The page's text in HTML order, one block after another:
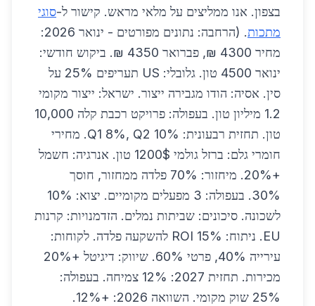
בצפון. אנו ממליצים על מלאי מראש. קישור ל-סוגי
מתכות
. (הרחבה: נתונים מפורטים - ינואר 2026:
מחיר 4300 ₪, פברואר 4350 ₪. ביקוש חודשי:
ינואר 4500 טון. גלובלי: US תעריפים 25% על
סין. אסיה: הודו מגבירה ייצור. ישראל: ייצור מקומי
1.2 מיליון טון. בעפולה: פרויקט רכבת קלה 10,000
טון. תחזית רבעונית: Q1 8%, Q2 10%. מחירי
חומרי גלם: ברזל גולמי 1200$ טון. אנרגיה: חשמל
+20%. מיחזור: 70% פלדה ממחזור, חוסך
30%. בעפולה: 3 מפעלים מקומיים. יצוא: 10%
לשכונה. סיכונים: שביתות נמלים. הזדמנויות: קרנות
EU. ניתוח: ROI 15% להשקעה פלדה. לקוחות:
עירייה 40%, פרטי 60%. שיווק: דיגיטל +20%
מכירות. תחזית 2027: 12% צמיחה. בעפולה:
25% שוק מקומי. השוואה 2026: +12%.